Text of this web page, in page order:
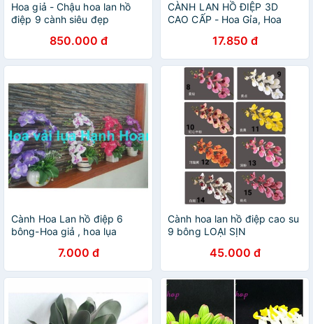
Hoa giả - Chậu hoa lan hồ
điệp 9 cành siêu đẹp
850.000 đ
CÀNH LAN HỒ ĐIỆP 3D
CAO CẤP - Hoa Gỉa, Hoa
17.850 đ
Cành Hoa Lan hồ điệp 6
bông-Hoa giả , hoa lụa
7.000 đ
Cành hoa lan hồ điệp cao su
9 bông LOẠI SỊN
45.000 đ